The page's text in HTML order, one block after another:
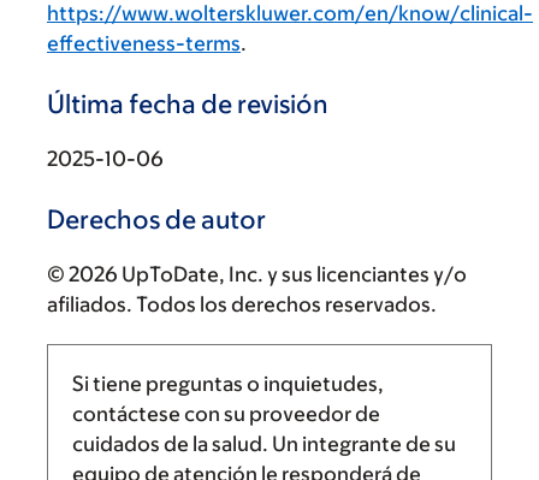
https://www.wolterskluwer.com/en/know/clinical-
effectiveness-terms.
Última fecha de revisión
2025-10-06
Derechos de autor
© 2026 UpToDate, Inc. y sus licenciantes y/o
afiliados. Todos los derechos reservados.
Si tiene preguntas o inquietudes,
contáctese con su proveedor de
cuidados de la salud. Un integrante de su
equipo de atención le responderá de